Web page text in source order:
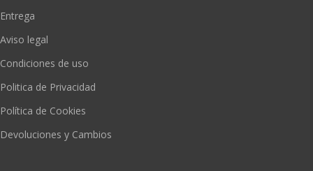
Entrega
Aviso legal
Condiciones de uso
Politica de Privacidad
Política de Cookies
Devoluciones y Cambios